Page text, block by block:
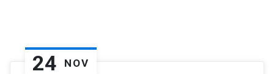
24 NOV